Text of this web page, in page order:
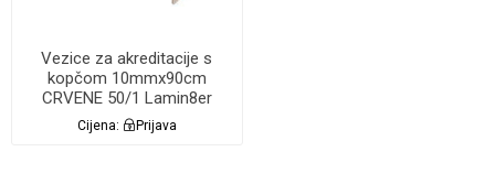
Vezice za akreditacije s
kopčom 10mmx90cm
CRVENE 50/1 Lamin8er
Cijena: Prijava